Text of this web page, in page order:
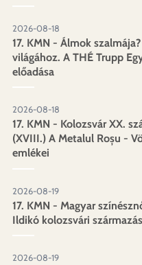
2026-08-18
17. KMN - Álmok
világához. A THÉ Trupp
előadása
2026-08-18
17. KMN - Kolozsvár XX.
(XVIII.) A Metalul Roșu -
emlékei
2026-08-19
17. KMN - Magyar
Ildikó kolozsvári
2026-08-19